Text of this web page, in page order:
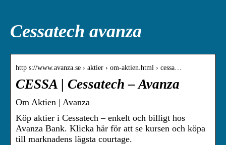
Cessatech avanza
http s://www.avanza.se › aktier › om-aktien.html › cessa…
CESSA | Cessatech – Avanza
Om Aktien | Avanza
Köp aktier i Cessatech – enkelt och billigt hos
Avanza Bank. Klicka här för att se kursen och köpa
till marknadens lägsta courtage.